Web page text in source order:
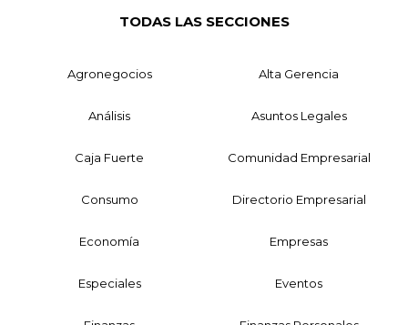
TODAS LAS SECCIONES
Agronegocios Alta Gerencia
Análisis Asuntos Legales
Caja Fuerte Comunidad Empresarial
Consumo Directorio Empresarial
Economía Empresas
Especiales Eventos